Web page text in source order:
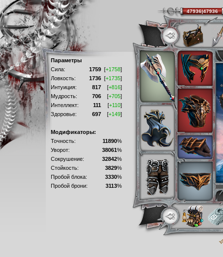
Параметры
Сила:
1759 [+1758]
Ловкость:
1736 [+1735]
Интуиция:
817 [+816]
Мудрость:
706 [+705]
Интеллект:
111 [+110]
Здоровье:
697 [+149]
Модификаторы:
Точность:
11890%
Уворот:
38061%
Сокрушение:
32842%
Стойкость:
3829%
Пробой блока:
3330%
Пробой брони:
3113%
47936|47936